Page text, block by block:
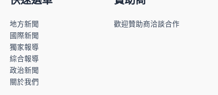
地方新聞
國際新聞
獨家報導
綜合報導
政治新聞
關於我們
歡迎贊助商洽談合作